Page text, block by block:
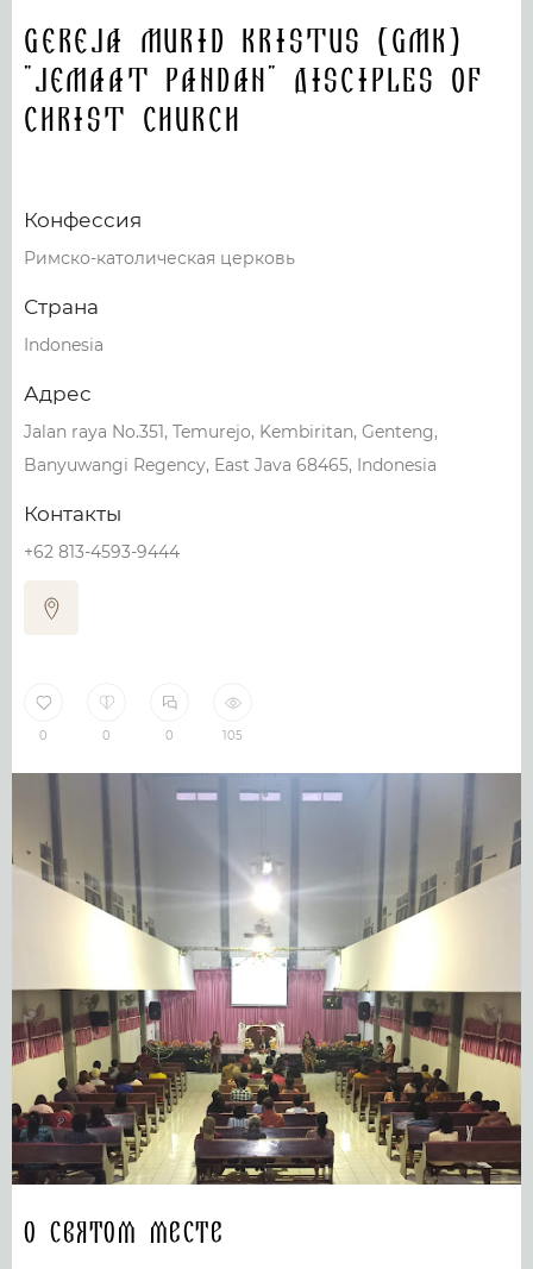
Gereja Murid Kristus (GMK)
"Jemaat Pandan" DISCIPLES OF
CHRIST CHURCH
Конфессия
Римско-католическая церковь
Страна
Indonesia
Адрес
Jalan raya No.351, Temurejo, Kembiritan, Genteng,
Banyuwangi Regency, East Java 68465, Indonesia
Контакты
+62 813-4593-9444
0 0 0 105
О святом месте